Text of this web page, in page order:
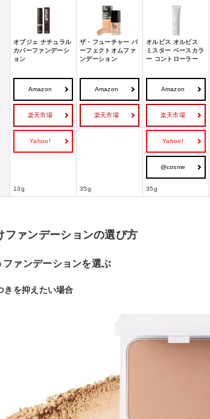
オブジェ ナチュラル
カバーファンデーシ
ョン
ザ・フューチャー パ
ーフェクトオムファ
ンデーション
オルビス オルビス
ミスター ベースカラ
ー コントローラー
Amazon
楽天市場
Yahoo!
Amazon
楽天市場
Amazon
楽天市場
Yahoo!
@cosme
13g 35g 35g
ファンデーションの選び方
ファンデーションを選ぶ
きを抑えたい場合